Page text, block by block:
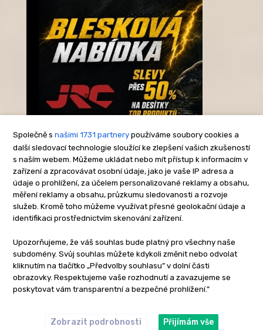
Společně s našimi 1731 partnery používáme soubory cookies a
další sledovací technologie sloužící ke zlepšení vašich zkušeností
s naším webem. Můžeme ukládat nebo mít přístup k informacím v
zařízení a zpracovávat osobní údaje, jako je vaše IP adresa a
údaje o prohlížení, za účelem personalizované reklamy a obsahu,
měření reklamy a obsahu, průzkumu sledovanosti a rozvoje
služeb. Kromě toho můžeme využívat přesné geolokační údaje a
identifikaci prostřednictvím skenování zařízení.
Upozorňujeme, že váš souhlas bude platný pro všechny naše
subdomény. Svůj souhlas můžete kdykoli změnit nebo odvolat
kliknutím na tlačítko „Předvolby souhlasu” v dolní části
obrazovky. Respektujeme vaše rozhodnutí a zavazujeme se
poskytovat vám transparentní a bezpečné prohlížení.”
Zobrazit podrobnosti Přijímám vše
-Reklama-